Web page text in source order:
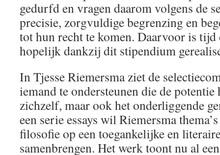
gedurfd en vragen daarom volgens de
precisie, zorgvuldige begrenzing en
tot hun recht te komen. Daarvoor is
hopelijk dankzij dit stipendium
In Tjesse Riemersma ziet de
iemand te ondersteunen die de
zichzelf, maar ook het onderliggende
een serie essays wil Riemersma
filosofie op een toegankelijke en
samenbrengen. Het werk toont nu al